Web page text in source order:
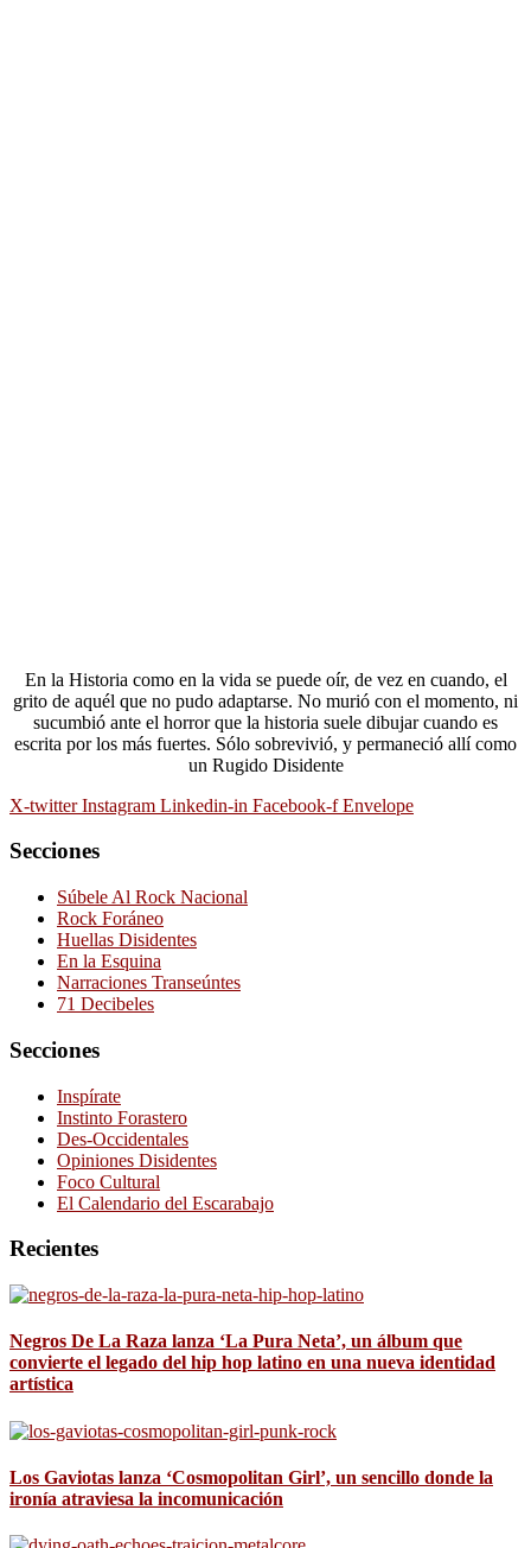
En la Historia como en la vida se puede oír, de vez en cuando, el
grito de aquél que no pudo adaptarse. No murió con el momento, ni
sucumbió ante el horror que la historia suele dibujar cuando es
escrita por los más fuertes. Sólo sobrevivió, y permaneció allí como
un Rugido Disidente
X-twitter Instagram Linkedin-in Facebook-f Envelope
Secciones
Súbele Al Rock Nacional
Rock Foráneo
Huellas Disidentes
En la Esquina
Narraciones Transeúntes
71 Decibeles
Secciones
Inspírate
Instinto Forastero
Des-Occidentales
Opiniones Disidentes
Foco Cultural
El Calendario del Escarabajo
Recientes
Negros De La Raza lanza ‘La Pura Neta’, un álbum que
convierte el legado del hip hop latino en una nueva identidad
artística
Los Gaviotas lanza ‘Cosmopolitan Girl’, un sencillo donde la
ironía atraviesa la incomunicación